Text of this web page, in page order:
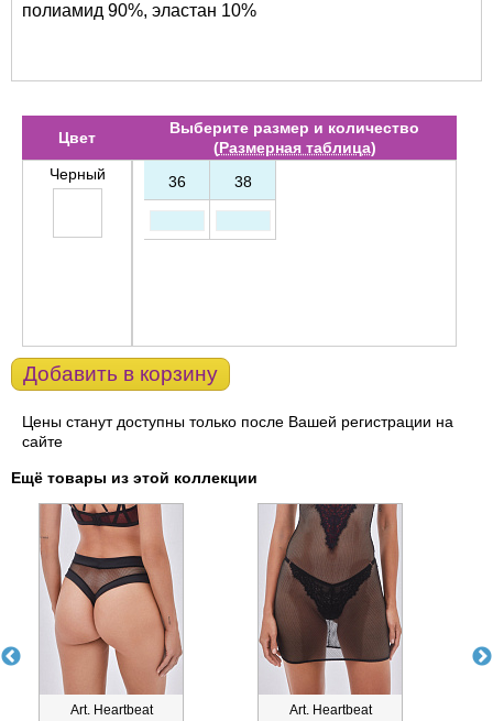
полиамид 90%, эластан 10%
Цвет
Выберите размер и количество
(Размерная таблица)
Черный
36 38
Добавить в корзину
Цены станут доступны только после Вашей регистрации на
сайте
Ещё товары из этой коллекции
Art. Heartbeat
Art. Heartbeat